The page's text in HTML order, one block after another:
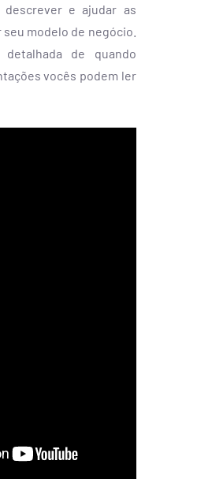
descrever e ajudar as
modelo de negócio.
de quando
vocês podem ler